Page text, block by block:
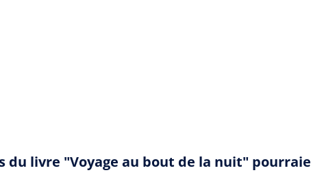
du livre "Voyage au bout de la nuit"